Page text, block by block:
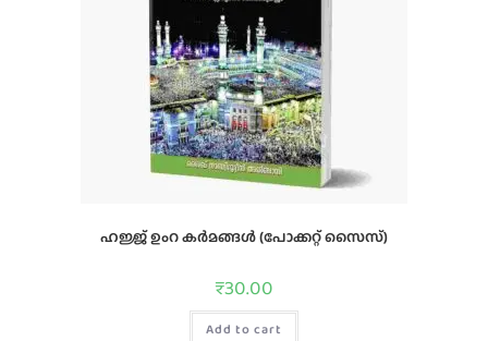
ഹജ്ജ്‌ ഉംറ കര്‍മങ്ങള്‍ (പോക്കറ്റ് സൈസ്)
₹30.00
Add to cart